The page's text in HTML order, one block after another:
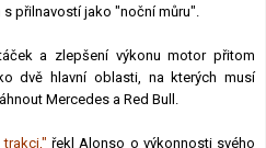
přilnavostí jako "noční můru".
a zlepšení výkonu motor přitom
dvě hlavní oblasti, na kterých musí
Mercedes a Red Bull.
řekl Alonso o výkonnosti svého